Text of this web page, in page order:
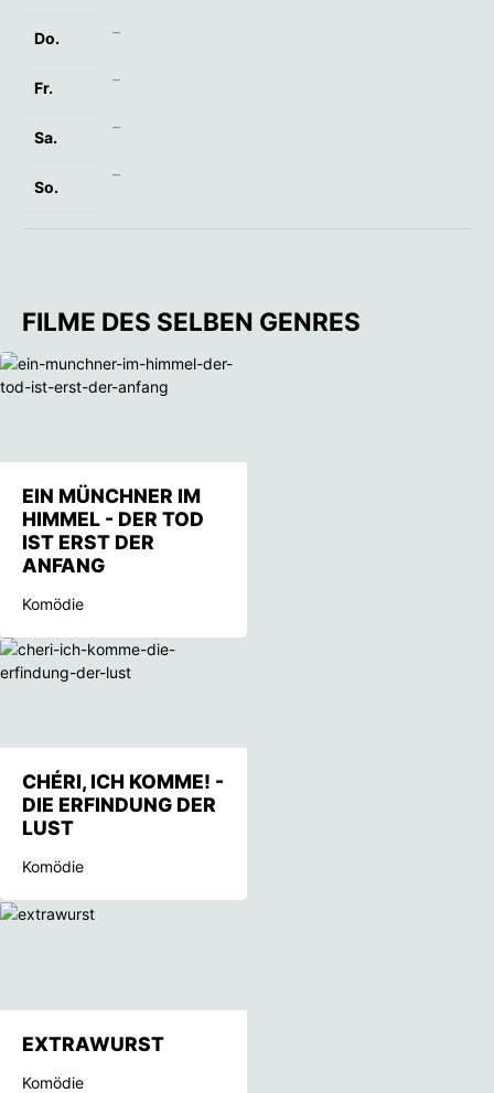
Do.
Fr.
Sa.
So.
–
–
–
–
FILME DES SELBEN GENRES
EIN MÜNCHNER IM
HIMMEL - DER TOD
IST ERST DER
ANFANG
Komödie
CHÉRI, ICH KOMME! -
DIE ERFINDUNG DER
LUST
Komödie
EXTRAWURST
Komödie